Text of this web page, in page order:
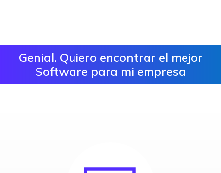
Genial. Quiero encontrar el mejor
Software para mi empresa